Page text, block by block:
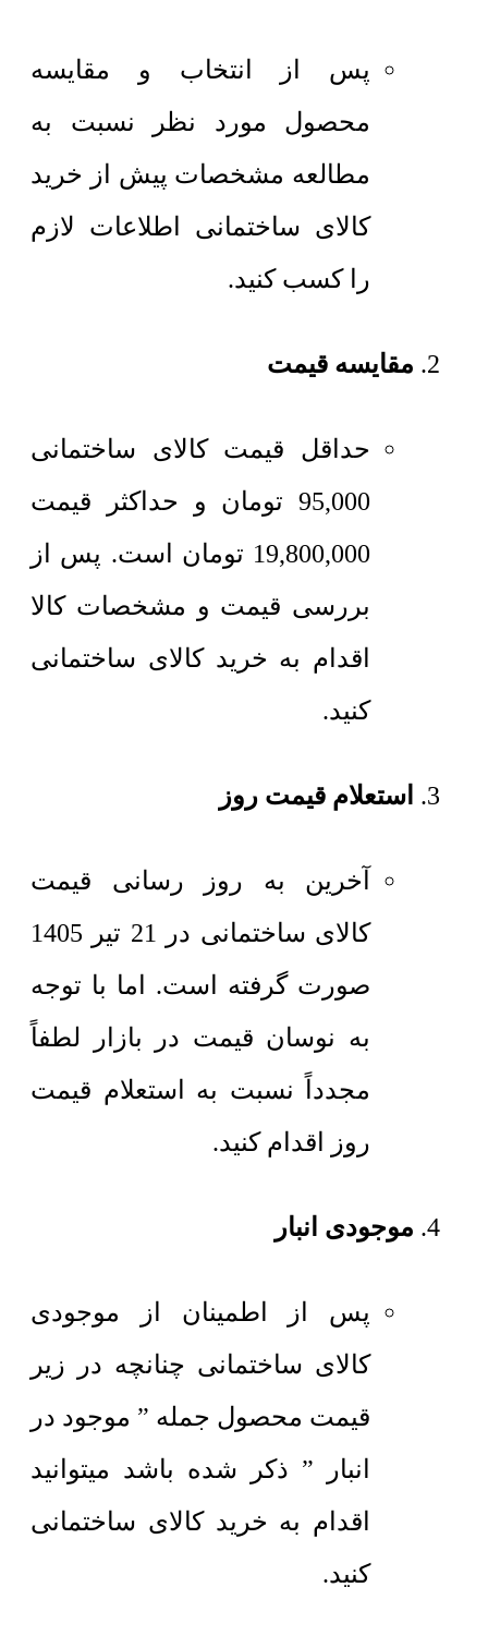
پس از انتخاب و مقایسه
محصول مورد نظر نسبت به
مطالعه مشخصات پیش از خرید
کالای ساختمانی اطلاعات لازم
را کسب کنید.
مقایسه قیمت
حداقل قیمت کالای ساختمانی
95,000 تومان و حداکثر قیمت
19,800,000 تومان است. پس از
بررسی قیمت و مشخصات کالا
اقدام به خرید کالای ساختمانی
کنید.
استعلام قیمت روز
آخرین به روز رسانی قیمت
کالای ساختمانی در 21 تیر 1405
صورت گرفته است. اما با توجه
به نوسان قیمت در بازار لطفاً
مجدداً نسبت به استعلام قیمت
روز اقدام کنید.
موجودی انبار
پس از اطمینان از موجودی
کالای ساختمانی چنانچه در زیر
قیمت محصول جمله ” موجود در
انبار ” ذکر شده باشد میتوانید
اقدام به خرید کالای ساختمانی
کنید.